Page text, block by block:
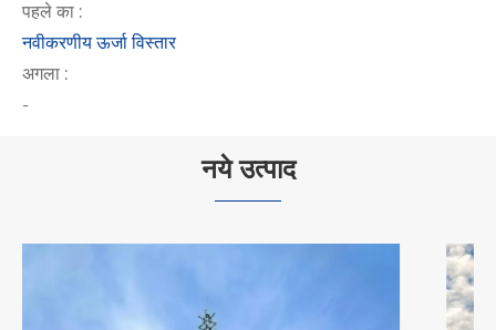
पहले का :
नवीकरणीय ऊर्जा विस्तार
अगला :
-
नये उत्पाद